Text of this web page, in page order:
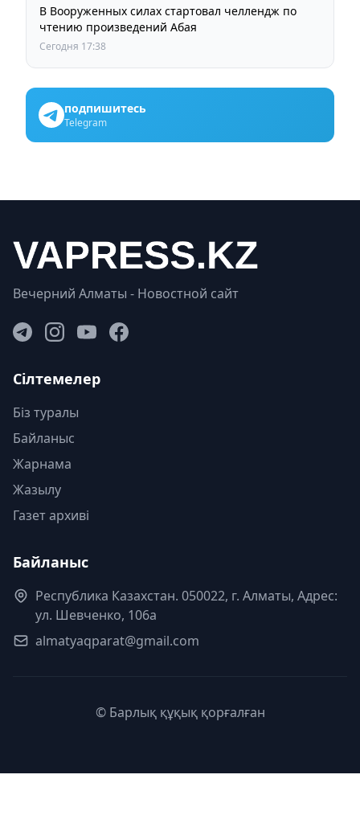
В Вооруженных силах стартовал челлендж по
чтению произведений Абая
Сегодня 17:38
подпишитесь
Telegram
Вечерний Алматы - Новостной сайт
Сілтемелер
Біз туралы
Байланыс
Жарнама
Жазылу
Газет архиві
Байланыс
Республика Казахстан. 050022, г. Алматы, Адрес:
ул. Шевченко, 106а
almatyaqparat@gmail.com
© Барлық құқық қорғалған